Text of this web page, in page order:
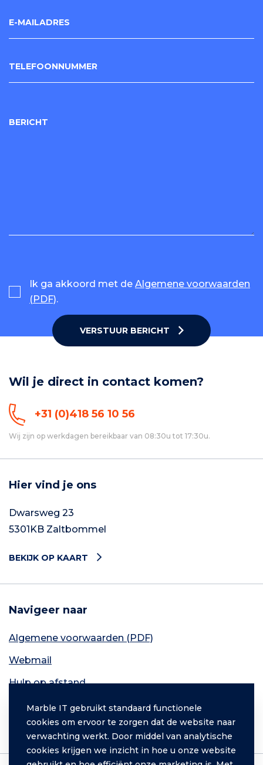
E-MAILADRES
TELEFOONNUMMER
BERICHT
Ik ga akkoord met de Algemene voorwaarden
(PDF).
VERSTUUR BERICHT
Wil je direct in contact komen?
+31 (0)418 56 10 56
Wij zijn op werkdagen bereikbaar van 08:30u tot 17:30u.
Hier vind je ons
Dwarsweg 23
5301KB Zaltbommel
BEKIJK OP KAART
Navigeer naar
Algemene voorwaarden (PDF)
Webmail
Hulp op afstand
Contact
Inloggen
Marble IT gebruikt standaard functionele
cookies om ervoor te zorgen dat de website naar
verwachting werkt. Door middel van analytische
cookies krijgen we inzicht in hoe u onze website